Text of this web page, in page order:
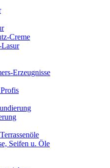
Creme
Erzeugnisse
Seifen u. Öle